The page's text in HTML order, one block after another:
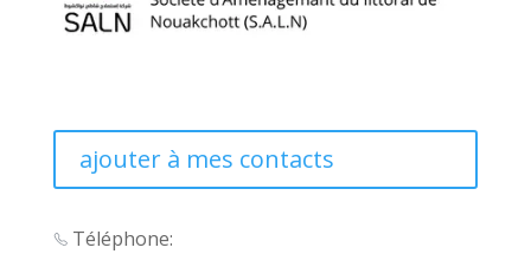
ajouter à mes contacts
Téléphone: